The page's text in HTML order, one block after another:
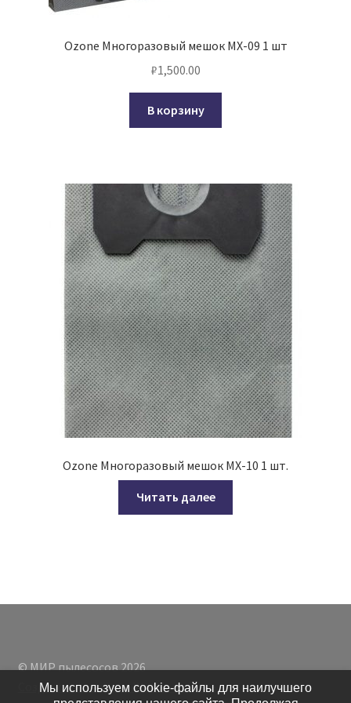
Ozone Многоразовый мешок MX-09 1 шт
₽1,500.00
В корзину
Ozone Многоразовый мешок MX-10 1 шт.
Читать далее
© МИР пылесосов 2026
Создано с помощью WooCommerce
Мы используем cookie-файлы для наилучшего